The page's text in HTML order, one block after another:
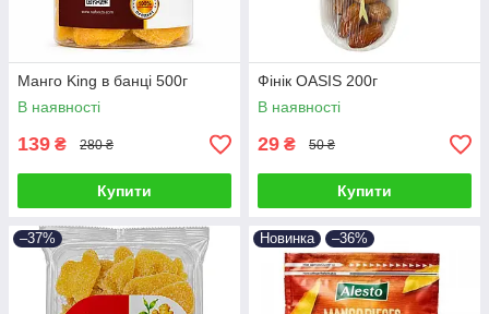
Манго King в банці 500г
В наявності
139 ₴ 280 ₴
Купити
Фінік OASIS 200г
В наявності
29 ₴ 50 ₴
Купити
–37% Новинка –36%